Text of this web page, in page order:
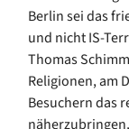
Berlin sei das
und nicht IS-
Thomas
Religionen, am
Besuchern das